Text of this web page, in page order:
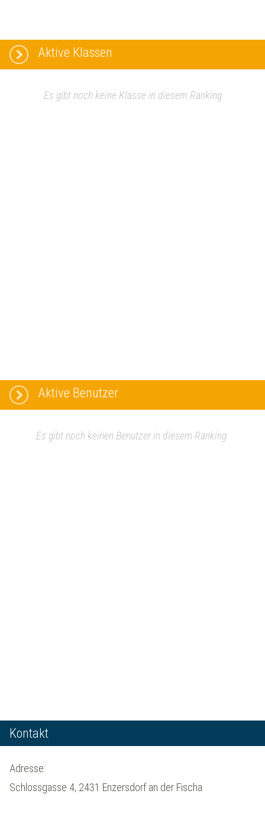
Aktive Klassen
Es gibt noch keine Klasse in diesem Ranking
Aktive Benutzer
Es gibt noch keinen Benutzer in diesem Ranking.
Kontakt
Adresse:
Schlossgasse 4, 2431 Enzersdorf an der Fischa